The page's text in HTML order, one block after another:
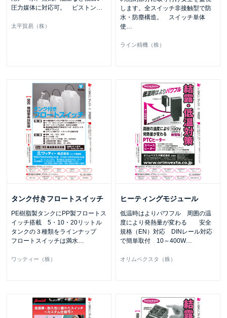
圧力媒体に対応可。 ピストン
太平貿易（株）
します。全スイッチ非接触型で防
水・防塵構造。 スイッチ単体
使
ライン精機（株）
タンク付きフロートスイッチ
PE樹脂製タンクにPP製フロートス
イッチ搭載 5・10・20リットル
タンクの３種類をラインナップ
フロートスイッチは満水…
ワッティー（株）
ヒーティングモジュール
低温時はよりパワフル 周囲の温
度により発熱量が変わる 安全
規格（EN）対応 DINレール対応
で簡単取付 10～400W…
オリムベクスタ（株）